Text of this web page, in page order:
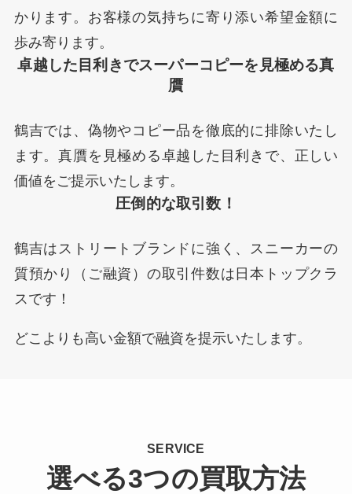
かります。お客様の気持ちに寄り添い希望金額に
歩み寄ります。
卓越した目利きでスーパーコピーを見極める真
贋
鶴吉では、偽物やコピー品を徹底的に排除いたし
ます。真贋を見極める卓越した目利きで、正しい
価値をご提示いたします。
圧倒的な取引数！
鶴吉はストリートブランドに強く、スニーカーの
質預かり（ご融資）の取引件数は日本トップクラ
スです！
どこよりも高い金額で融資を提示いたします。
SERVICE
選べる3つの買取方法